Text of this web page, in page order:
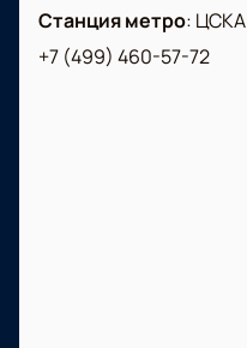
Станция метро: ЦСКА
+7 (499) 460-57-72